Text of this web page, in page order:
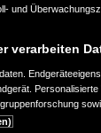
und
verarbeiten